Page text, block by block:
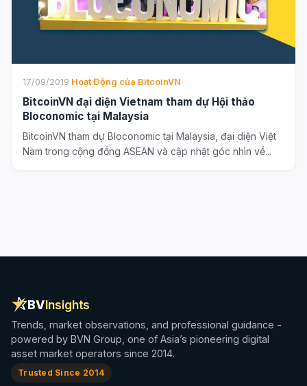
17/09/2019·Hoạt Động của BitcoinVN
BitcoinVN đại diện Vietnam tham dự Hội thảo
Bloconomic tại Malaysia
BitcoinVN tham dự Bloconomic tại Malaysia, đại diện Việt
Nam trong cộng đồng ASEAN và cập nhật góc nhìn về...
BVInsights
Trends, market observations, and professional guidance -
powered by BVN Group, one of Asia’s pioneering digital
asset market operators since 2014.
Trusted Since 2014